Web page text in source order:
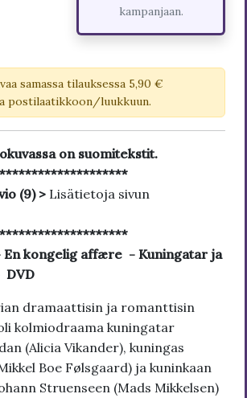
kampanjaan.
samassa tilauksessa 5,90 €
postilaatikkoon/luukkuun.
on suomitekstit.
(9) > Lisätietoja sivun
En kongelig affære - Kuningatar ja
DVD
dramaattisin ja romanttisin
kolmiodraama kuningatar
(Alicia Vikander), kuningas
Boe Følsgaard) ja kuninkaan
Struenseen (Mads Mikkelsen)